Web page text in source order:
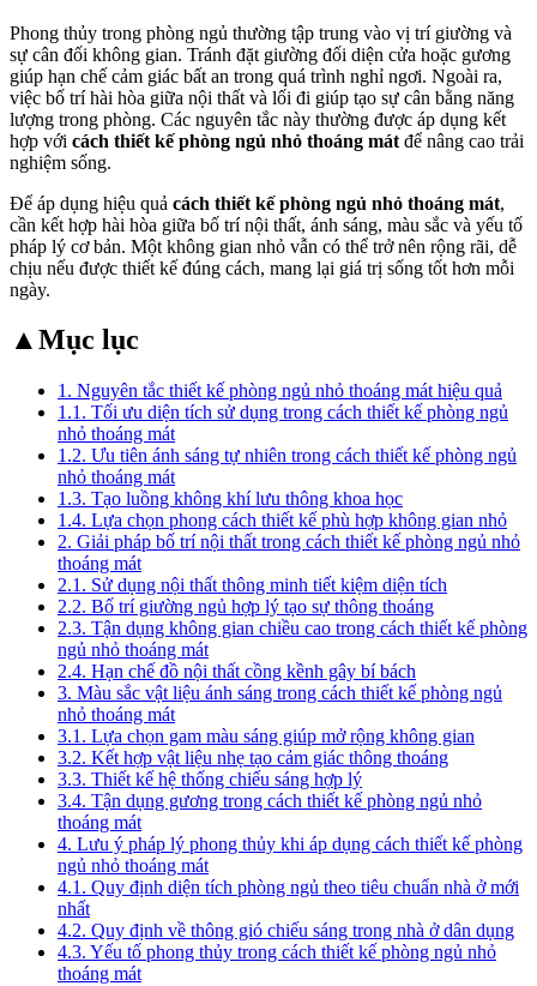
Phong thủy trong phòng ngủ thường tập trung vào vị trí giường và
sự cân đối không gian. Tránh đặt giường đối diện cửa hoặc gương
giúp hạn chế cảm giác bất an trong quá trình nghỉ ngơi. Ngoài ra,
việc bố trí hài hòa giữa nội thất và lối đi giúp tạo sự cân bằng năng
lượng trong phòng. Các nguyên tắc này thường được áp dụng kết
hợp với cách thiết kế phòng ngủ nhỏ thoáng mát để nâng cao trải
nghiệm sống.
Để áp dụng hiệu quả cách thiết kế phòng ngủ nhỏ thoáng mát,
cần kết hợp hài hòa giữa bố trí nội thất, ánh sáng, màu sắc và yếu tố
pháp lý cơ bản. Một không gian nhỏ vẫn có thể trở nên rộng rãi, dễ
chịu nếu được thiết kế đúng cách, mang lại giá trị sống tốt hơn mỗi
ngày.
▲Mục lục
1. Nguyên tắc thiết kế phòng ngủ nhỏ thoáng mát hiệu quả
1.1. Tối ưu diện tích sử dụng trong cách thiết kế phòng ngủ
nhỏ thoáng mát
1.2. Ưu tiên ánh sáng tự nhiên trong cách thiết kế phòng ngủ
nhỏ thoáng mát
1.3. Tạo luồng không khí lưu thông khoa học
1.4. Lựa chọn phong cách thiết kế phù hợp không gian nhỏ
2. Giải pháp bố trí nội thất trong cách thiết kế phòng ngủ nhỏ
thoáng mát
2.1. Sử dụng nội thất thông minh tiết kiệm diện tích
2.2. Bố trí giường ngủ hợp lý tạo sự thông thoáng
2.3. Tận dụng không gian chiều cao trong cách thiết kế phòng
ngủ nhỏ thoáng mát
2.4. Hạn chế đồ nội thất cồng kềnh gây bí bách
3. Màu sắc vật liệu ánh sáng trong cách thiết kế phòng ngủ
nhỏ thoáng mát
3.1. Lựa chọn gam màu sáng giúp mở rộng không gian
3.2. Kết hợp vật liệu nhẹ tạo cảm giác thông thoáng
3.3. Thiết kế hệ thống chiếu sáng hợp lý
3.4. Tận dụng gương trong cách thiết kế phòng ngủ nhỏ
thoáng mát
4. Lưu ý pháp lý phong thủy khi áp dụng cách thiết kế phòng
ngủ nhỏ thoáng mát
4.1. Quy định diện tích phòng ngủ theo tiêu chuẩn nhà ở mới
nhất
4.2. Quy định về thông gió chiếu sáng trong nhà ở dân dụng
4.3. Yếu tố phong thủy trong cách thiết kế phòng ngủ nhỏ
thoáng mát